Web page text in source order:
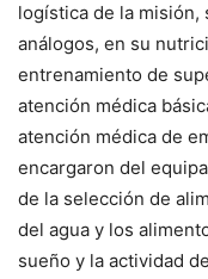
logística de la misión,
análogos, en su
entrenamiento de
atención médica
atención médica de
encargaron del
de la selección de
del agua y los
sueño y la actividad